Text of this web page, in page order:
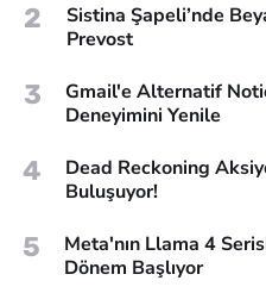
2
Sistina Şapeli’nde
Prevost
3
Gmail'e Alternatif
Deneyimini Yenile
4
Dead Reckoning
Buluşuyor!
5
Meta'nın Llama 4
Dönem Başlıyor